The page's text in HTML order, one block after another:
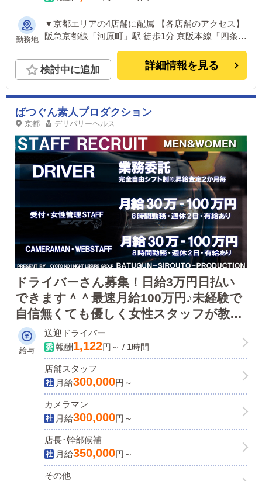
勤務地
▼京都エリアの4店舗に配属 【各店舗のアクセス】
阪急京都線「河原町」駅 徒歩1分 京阪本線「四条」
市下京区西石垣通四条下る斎藤町140番地11 ②ホッ
トポイントパート２ 住所：京都府京都市下京区西
住所：京都府京都市下京区四条通り小橋西入ル上ル
真町96-3 ④ホットポイントヴィラ 住所：京都府京
都市下京区四条小橋入ル真町98-8 2F
検討中に追加 詳細情報を見る
ばつぐん素人プロダクション
京都 デリバリーヘルス
ドライバーさん募集！日給3万円日払い
できます＾＾最速月給100万円♪未経験で
自信無くても優しく女性スタッフが教え
ます♪
給与
送迎ドライバー
報酬1,122円～ / 1時間
店舗スタッフ
月給300,000円～
カメラマン
月給300,000円～
店長･幹部候補
月給350,000円～
その他